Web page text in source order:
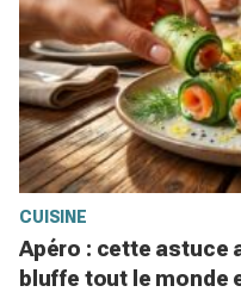
CUISINE
Apéro : cette astuce
bluffe tout le monde